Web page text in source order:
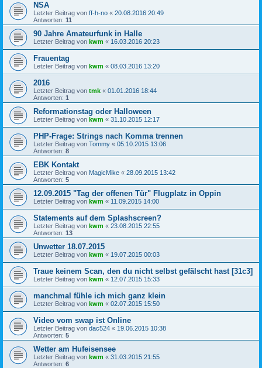
NSA
Letzter Beitrag von ff-h-no « 20.08.2016 20:49
Antworten: 11
90 Jahre Amateurfunk in Halle
Letzter Beitrag von kwm « 16.03.2016 20:23
Frauentag
Letzter Beitrag von kwm « 08.03.2016 13:20
2016
Letzter Beitrag von tmk « 01.01.2016 18:44
Antworten: 1
Reformationstag oder Halloween
Letzter Beitrag von kwm « 31.10.2015 12:17
PHP-Frage: Strings nach Komma trennen
Letzter Beitrag von Tommy « 05.10.2015 13:06
Antworten: 8
EBK Kontakt
Letzter Beitrag von MagicMike « 28.09.2015 13:42
Antworten: 5
12.09.2015 "Tag der offenen Tür" Flugplatz in Oppin
Letzter Beitrag von kwm « 11.09.2015 14:00
Statements auf dem Splashscreen?
Letzter Beitrag von kwm « 23.08.2015 22:55
Antworten: 13
Unwetter 18.07.2015
Letzter Beitrag von kwm « 19.07.2015 00:03
Traue keinem Scan, den du nicht selbst gefälscht hast [31c3]
Letzter Beitrag von kwm « 12.07.2015 15:33
manchmal fühle ich mich ganz klein
Letzter Beitrag von kwm « 02.07.2015 15:50
Video vom swap ist Online
Letzter Beitrag von dac524 « 19.06.2015 10:38
Antworten: 5
Wetter am Hufeisensee
Letzter Beitrag von kwm « 31.03.2015 21:55
Antworten: 6